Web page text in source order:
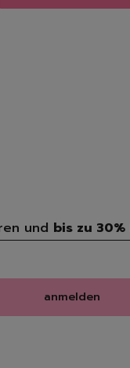
und bis zu 30%
anmelden